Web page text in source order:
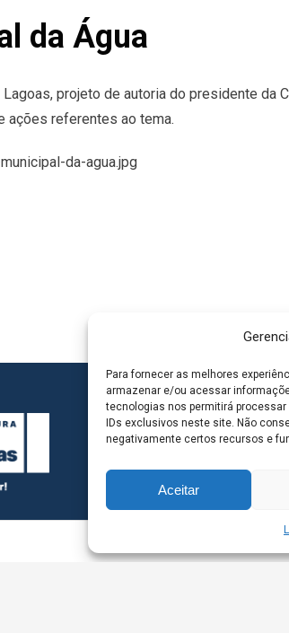
Para fornecer as melhores
armazenar e/ou acessar
tecnologias nos permitirá
IDs exclusivos neste site. Não
negativamente certos recursos e
Aceitar
da Água
projeto de autoria do presidente da
ações referentes ao tema.
da-agua.jpg